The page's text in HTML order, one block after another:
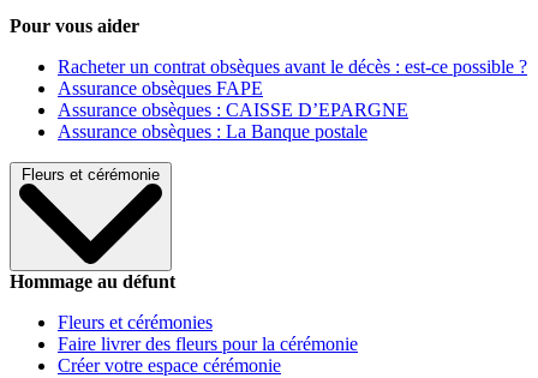
Pour vous aider
Racheter un contrat obsèques avant le décès : est-ce possible ?
Assurance obsèques FAPE
Assurance obsèques : CAISSE D’EPARGNE
Assurance obsèques : La Banque postale
Fleurs et cérémonie
Hommage au défunt
Fleurs et cérémonies
Faire livrer des fleurs pour la cérémonie
Créer votre espace cérémonie